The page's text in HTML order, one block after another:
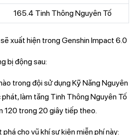
165.4 Tinh Thông Nguyên Tố
bị động sau:
trong đội sử dụng Kỹ Năng Nguyên
làm tăng Tinh Thông Nguyên Tố
120 trong 20 giây tiếp theo.
cho vũ khí sự kiện miễn phí này: